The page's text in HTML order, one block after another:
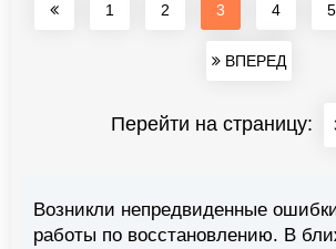
1 2 3 4 5
ВПЕРЕД
Перейти на страницу:
Возникли непредвиденные
работы по восстановлению. В